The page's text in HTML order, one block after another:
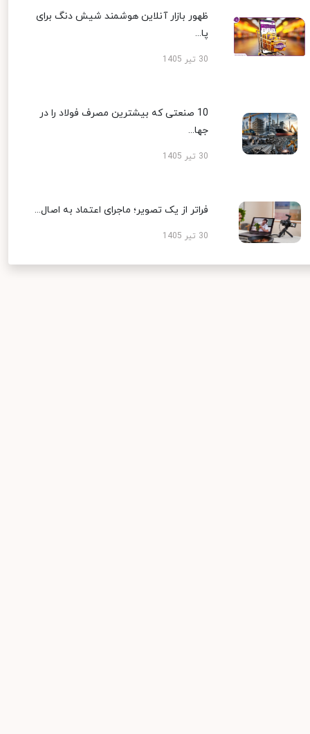
ظهور بازار آنلاین هوشمند شیش دنگ برای
پا...
30 تیر 1405
10 صنعتی که بیشترین مصرف فولاد را در
جها...
30 تیر 1405
فراتر از یک تصویر؛ ماجرای اعتماد به اصال...
30 تیر 1405